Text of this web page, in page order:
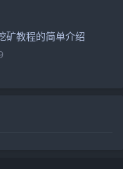
矿教程的简单介绍